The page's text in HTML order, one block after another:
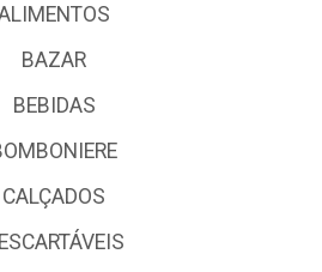
BAZAR
BEBIDAS
CALÇADOS